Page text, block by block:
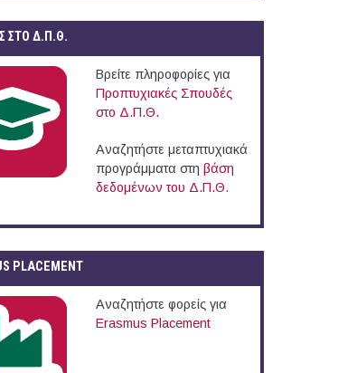
ΣΤΟ Δ.Π.Θ.
Βρείτε πληροφορίες για
Προπτυχιακές Σπουδές
στο Δ.Π.Θ.
Αναζητήστε μεταπτυχιακά
προγράμματα στη βάση
δεδομένων του Δ.Π.Θ.
PLACEMENT
Αναζητήστε φορείς για
Erasmus Placement